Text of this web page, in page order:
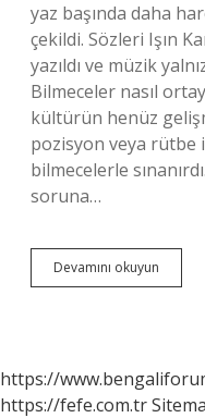
yaz başında daha
çekildi. Sözleri Işın
yazıldı ve müzik
Bilmeceler nasıl
kültürün henüz
pozisyon veya rütbe
bilmecelerle
soruna…
Devamını okuyun
Bilmece
https://
https://fefe.com.tr